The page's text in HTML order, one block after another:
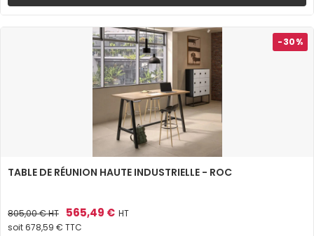
-30%
TABLE DE RÉUNION HAUTE INDUSTRIELLE - ROC
Prix
de
805,00 €HT Prix
565,49 € HT
soit 678,59 € TTC